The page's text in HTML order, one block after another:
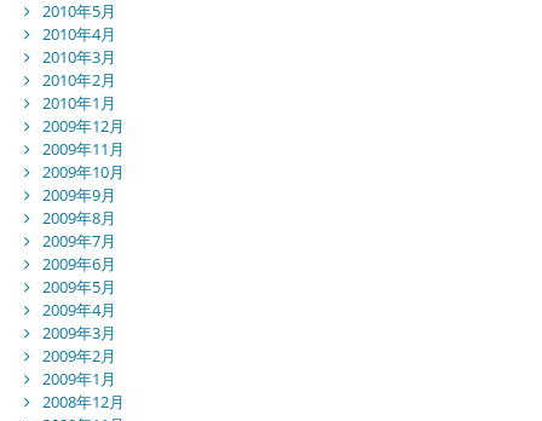
2010年5月
2010年4月
2010年3月
2010年2月
2010年1月
2009年12月
2009年11月
2009年10月
2009年9月
2009年8月
2009年7月
2009年6月
2009年5月
2009年4月
2009年3月
2009年2月
2009年1月
2008年12月